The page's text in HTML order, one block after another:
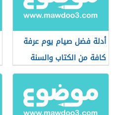
أدلة فضل صيام يوم عرفة
كافة من الكتاب والسنة